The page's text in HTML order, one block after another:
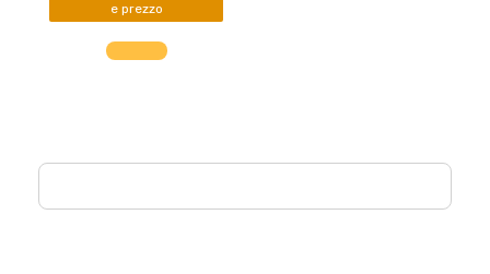
e prezzo